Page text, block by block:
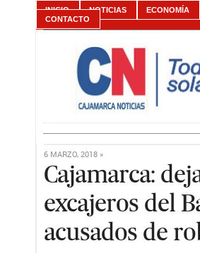
INICIO NOTICIAS ECONOMÍA
CONTACTO
6 MARZO, 2018 »
Cajamarca:
excajeros del
acusados de